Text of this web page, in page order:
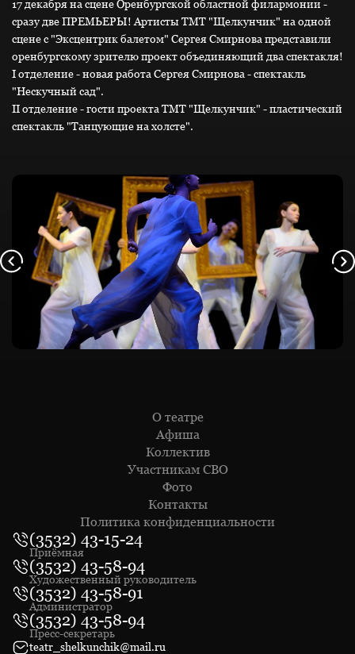
17 декабря на сцене Оренбургской областной филармонии -
сразу две ПРЕМЬЕРЫ! Артисты ТМТ "Щелкунчик" на одной
сцене с "Эксцентрик балетом" Сергея Смирнова представили
оренбургскому зрителю проект объединяющий два спектакля!
I отделение - новая работа Сергея Смирнова - спектакль
"Нескучный сад".
II отделение - гости проекта ТМТ "Щелкунчик" - пластический
спектакль "Танцующие на холсте".
О театре
Афиша
Коллектив
Участникам СВО
Фото
Контакты
Политика конфиденциальности
(3532) 43-15-24
Приёмная
(3532) 43-58-94
Художественный руководитель
(3532) 43-58-91
Администратор
(3532) 43-58-94
Пресс-секретарь
teatr_shelkunchik@mail.ru